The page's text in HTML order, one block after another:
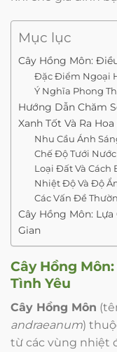
Mục lục
Cây Hồng Môn:
Đặc Điểm Ngoại
Ý Nghĩa Phong
Hướng Dẫn Chăm
Xanh Tốt Và Ra
Nhu Cầu Ánh
Chế Độ Tưới
Loại Đất Và Cách
Nhiệt Độ Và Độ
Các Vấn Đề
Cây Hồng Môn:
Gian
Cây Hồng Môn
Tình Yêu
Cây Hồng Môn
andraeanum)
từ các vùng nhiệt